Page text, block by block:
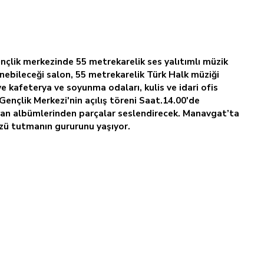
merkezinde 55 metrekarelik ses yalıtımlı müzik
salon, 55 metrekarelik Türk Halk müziği
ve soyunma odaları, kulis ve idari ofis
Merkezi'nin açılış töreni Saat.14.00'de
albümlerinden parçalar seslendirecek. Manavgat’ta
tutmanın gururunu yaşıyor.